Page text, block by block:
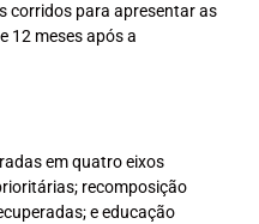
corridos para apresentar as
12 meses após a
em quatro eixos
recomposição
e educação